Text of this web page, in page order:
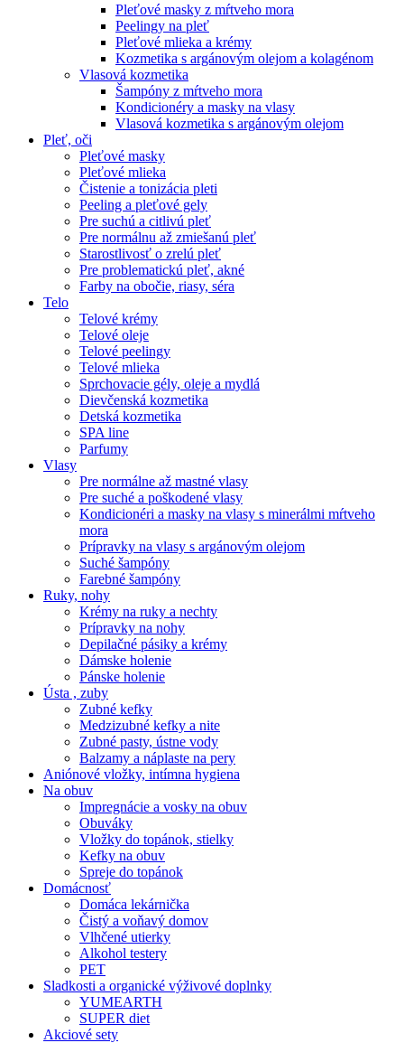
Pleťové masky z mŕtveho mora
Peelingy na pleť
Pleťové mlieka a krémy
Kozmetika s argánovým olejom a kolagénom
Vlasová kozmetika
Šampóny z mŕtveho mora
Kondicionéry a masky na vlasy
Vlasová kozmetika s argánovým olejom
Pleť, oči
Pleťové masky
Pleťové mlieka
Čistenie a tonizácia pleti
Peeling a pleťové gely
Pre suchú a citlivú pleť
Pre normálnu až zmiešanú pleť
Starostlivosť o zrelú pleť
Pre problematickú pleť, akné
Farby na obočie, riasy, séra
Telo
Telové krémy
Telové oleje
Telové peelingy
Telové mlieka
Sprchovacie gély, oleje a mydlá
Dievčenská kozmetika
Detská kozmetika
SPA line
Parfumy
Vlasy
Pre normálne až mastné vlasy
Pre suché a poškodené vlasy
Kondicionéri a masky na vlasy s minerálmi mŕtveho
mora
Prípravky na vlasy s argánovým olejom
Suché šampóny
Farebné šampóny
Ruky, nohy
Krémy na ruky a nechty
Prípravky na nohy
Depilačné pásiky a krémy
Dámske holenie
Pánske holenie
Ústa , zuby
Zubné kefky
Medzizubné kefky a nite
Zubné pasty, ústne vody
Balzamy a náplaste na pery
Aniónové vložky, intímna hygiena
Na obuv
Impregnácie a vosky na obuv
Obuváky
Vložky do topánok, stielky
Kefky na obuv
Spreje do topánok
Domácnosť
Domáca lekárnička
Čistý a voňavý domov
Vlhčené utierky
Alkohol testery
PET
Sladkosti a organické výživové doplnky
YUMEARTH
SUPER diet
Akciové sety